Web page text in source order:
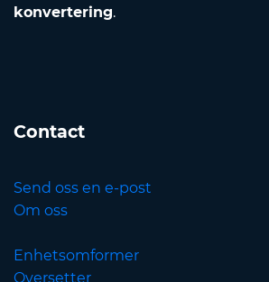
konvertering.
Contact
Send oss en e-post
Om oss
Enhetsomformer
Oversetter